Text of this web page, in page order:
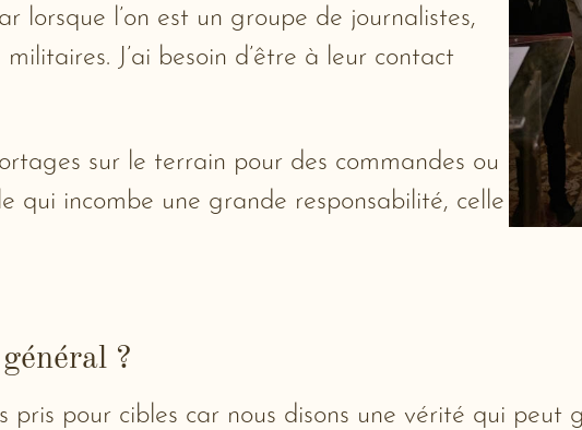
lorsque l’on est un groupe de journalistes,
J’ai besoin d’être à leur contact
sur le terrain pour des commandes ou
qui incombe une grande responsabilité, celle
?
pris pour cibles car nous disons une vérité qui peut